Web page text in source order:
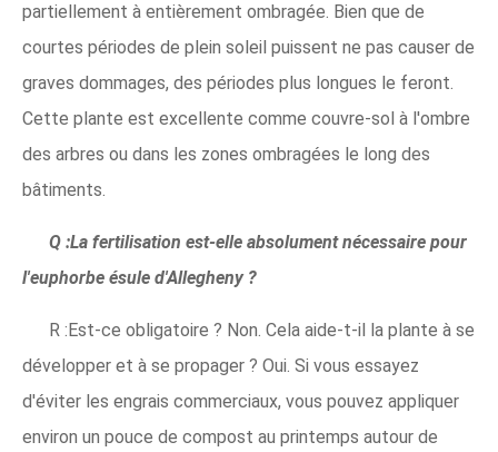
partiellement à entièrement ombragée. Bien que de
courtes périodes de plein soleil puissent ne pas causer de
graves dommages, des périodes plus longues le feront.
Cette plante est excellente comme couvre-sol à l'ombre
des arbres ou dans les zones ombragées le long des
bâtiments.
Q :La fertilisation est-elle absolument nécessaire pour
l'euphorbe ésule d'Allegheny ?
R :Est-ce obligatoire ? Non. Cela aide-t-il la plante à se
développer et à se propager ? Oui. Si vous essayez
d'éviter les engrais commerciaux, vous pouvez appliquer
environ un pouce de compost au printemps autour de